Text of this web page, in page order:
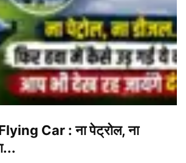
Car : ना पेट्रोल, ना